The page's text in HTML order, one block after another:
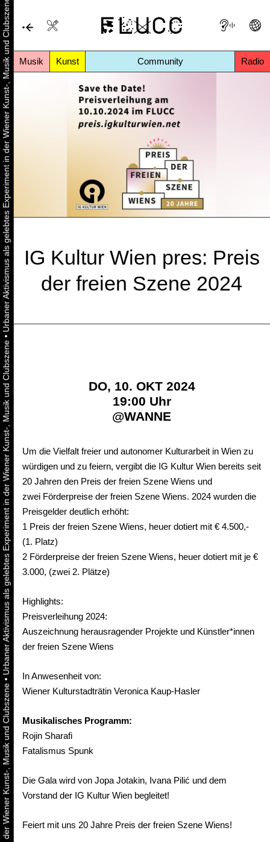
Musik Kunst Community Radio
•
Urbaner Aktivismus als gelebtes Experiment in der Wiener Kunst-, Musik und Clubszene
•
Urbaner Aktivismus als gelebtes Experiment in der Wiener Kunst-, Musik und Clubszene
IG Kultur Wien pres: Preis
der freien Szene 2024
DO, 10. OKT 2024
19:00 Uhr
@WANNE
Um die Vielfalt freier und autonomer Kulturarbeit in Wien zu
würdigen und zu feiern, vergibt die IG Kultur Wien bereits seit
20 Jahren den Preis der freien Szene Wiens und
zwei Förderpreise der freien Szene Wiens. 2024 wurden die
Preisgelder deutlich erhöht:
1 Preis der freien Szene Wiens, heuer dotiert mit € 4.500,-
(1. Platz)
2 Förderpreise der freien Szene Wiens, heuer dotiert mit je €
3.000, (zwei 2. Plätze)
Highlights:
Preisverleihung 2024:
Auszeichnung herausragender Projekte und Künstler*innen
der freien Szene Wiens
In Anwesenheit von:
Wiener Kulturstadträtin Veronica Kaup-Hasler
Musikalisches Programm:
Rojin Sharafi
Fatalismus Spunk
Die Gala wird von Jopa Jotakin, Ivana Pilić und dem
Vorstand der IG Kultur Wien begleitet!
Feiert mit uns 20 Jahre Preis der freien Szene Wiens!